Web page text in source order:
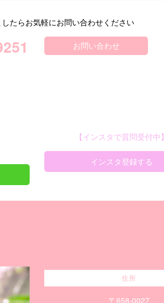
たらお気軽にお問い合わせください
お問い合わせ
【インスタで質問受付中】
インスタ登録する
住所
〒658-0027